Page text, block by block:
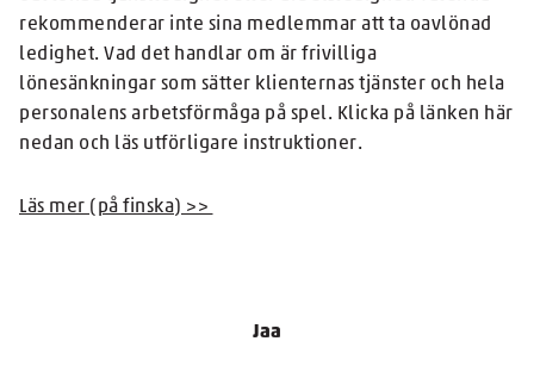
rekommenderar inte sina medlemmar att ta oavlönad
ledighet. Vad det handlar om är frivilliga
lönesänkningar som sätter klienternas tjänster och hela
personalens arbetsförmåga på spel. Klicka på länken här
nedan och läs utförligare instruktioner.
Läs mer (på finska) >>
Jaa